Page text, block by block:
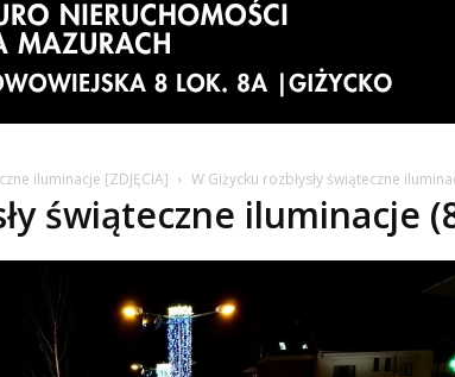
iluminacje [ZDJĘCIA] W Giżycku rozbłysły świąteczne
świąteczne iluminacje